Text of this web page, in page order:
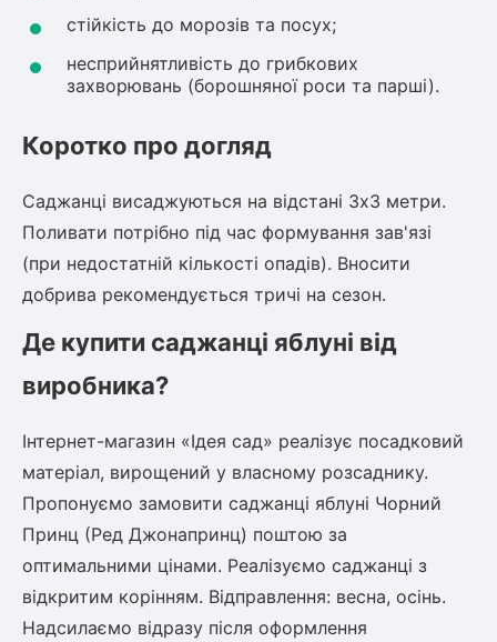
стійкість до морозів та посух;
несприйнятливість до грибкових
захворювань (борошняної роси та парші).
Коротко про догляд
Саджанці висаджуються на відстані 3х3 метри.
Поливати потрібно під час формування зав'язі
(при недостатній кількості опадів). Вносити
добрива рекомендується тричі на сезон.
Де купити саджанці яблуні від
виробника?
Інтернет-магазин «Ідея сад» реалізує посадковий
матеріал, вирощений у власному розсаднику.
Пропонуємо замовити саджанці яблуні Чорний
Принц (Ред Джонапринц) поштою за
оптимальними цінами. Реалізуємо саджанці з
відкритим корінням. Відправлення: весна, осінь.
Надсилаємо відразу після оформлення